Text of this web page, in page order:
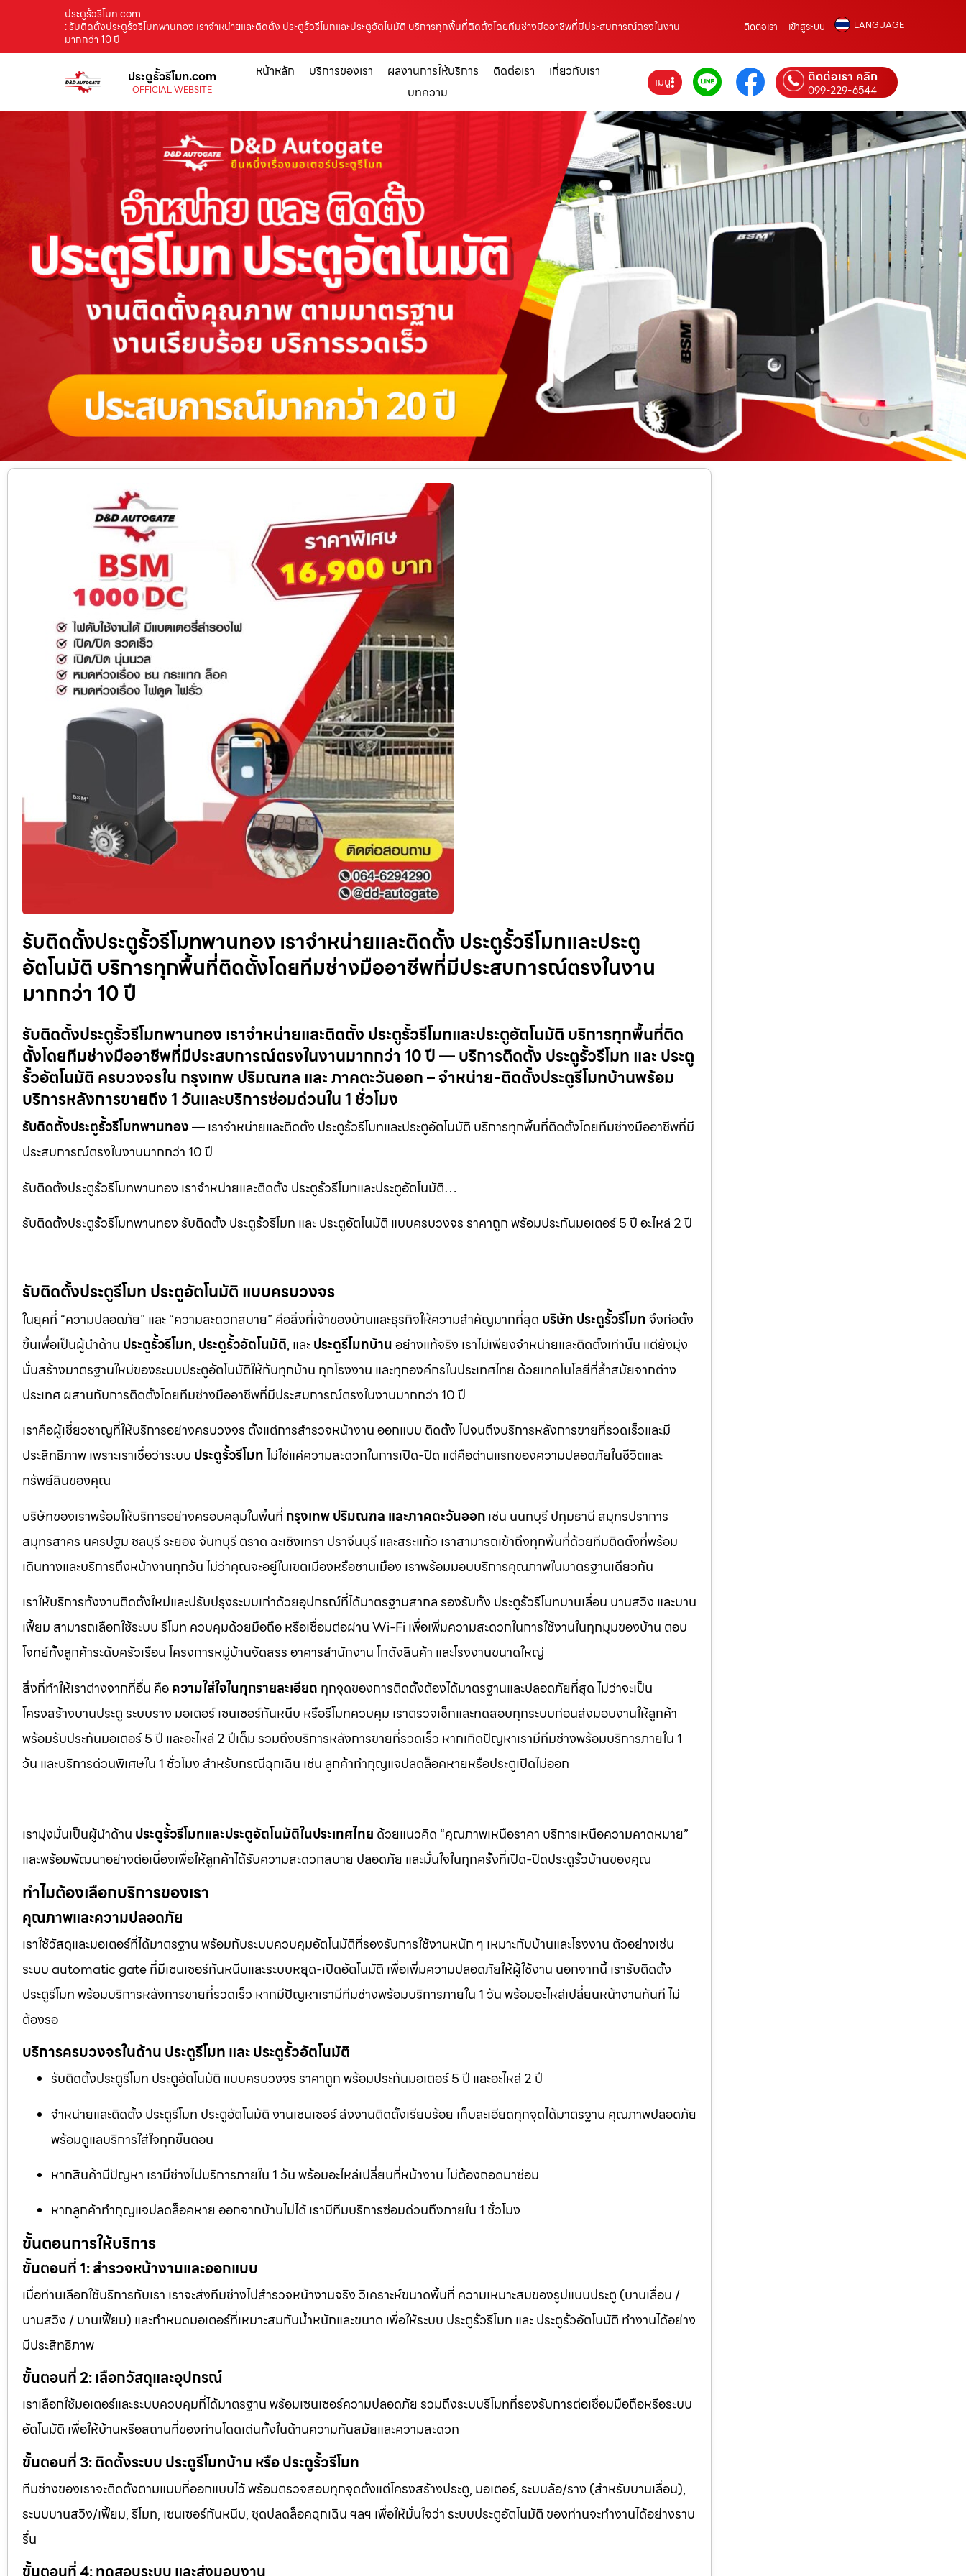
ประตูรั้วรีโมท.com
: รับติดตั้งประตูรั้วรีโมทพานทอง เราจำหน่ายและติดตั้ง ประตูรั้วรีโมทและประตูอัตโนมัติ บริการทุกพื้นที่ติดตั้งโดยทีมช่างมืออาชีพที่มีประสบการณ์ตรงในงาน
มากกว่า 10 ปี
ติดต่อเรา เข้าสู่ระบบ LANGUAGE
ประตูรั้วรีโมท.com
OFFICIAL WEBSITE
หน้าหลัก บริการของเรา ผลงานการให้บริการ ติดต่อเรา
เกี่ยวกับเรา
บทความ
เมนู ติดต่อเรา คลิก
099-229-6544
รับติดตั้งประตูรั้วรีโมทพานทอง เราจำหน่ายและติดตั้ง ประตูรั้วรีโมทและประตู
อัตโนมัติ บริการทุกพื้นที่ติดตั้งโดยทีมช่างมืออาชีพที่มีประสบการณ์ตรงในงาน
มากกว่า 10 ปี
รับติดตั้งประตูรั้วรีโมทพานทอง เราจำหน่ายและติดตั้ง ประตูรั้วรีโมทและประตูอัตโนมัติ บริการทุกพื้นที่ติด
ตั้งโดยทีมช่างมืออาชีพที่มีประสบการณ์ตรงในงานมากกว่า 10 ปี — บริการติดตั้ง ประตูรั้วรีโมท และ ประตู
รั้วอัตโนมัติ ครบวงจรใน กรุงเทพ ปริมณฑล และ ภาคตะวันออก – จำหน่าย-ติดตั้งประตูรีโมทบ้านพร้อม
บริการหลังการขายถึง 1 วันและบริการซ่อมด่วนใน 1 ชั่วโมง
รับติดตั้งประตูรั้วรีโมทพานทอง— เราจำหน่ายและติดตั้ง ประตูรั้วรีโมทและประตูอัตโนมัติ บริการทุกพื้นที่ติดตั้งโดยทีมช่างมืออาชีพที่มี
ประสบการณ์ตรงในงานมากกว่า 10 ปี
รับติดตั้งประตูรั้วรีโมทพานทอง เราจำหน่ายและติดตั้ง ประตูรั้วรีโมทและประตูอัตโนมัติ…
รับติดตั้งประตูรั้วรีโมทพานทอง รับติดตั้ง ประตูรั้วรีโมท และ ประตูอัตโนมัติ แบบครบวงจร ราคาถูก พร้อมประกันมอเตอร์ 5 ปี อะไหล่ 2 ปี
รับติดตั้งประตูรีโมท ประตูอัตโนมัติ แบบครบวงจร
ในยุคที่ “ความปลอดภัย” และ “ความสะดวกสบาย” คือสิ่งที่เจ้าของบ้านและธุรกิจให้ความสำคัญมากที่สุด บริษัท ประตูรั้วรีโมทจึงก่อตั้ง
ขึ้นเพื่อเป็นผู้นำด้าน ประตูรั้วรีโมท, ประตูรั้วอัตโนมัติ, และประตูรีโมทบ้านอย่างแท้จริง เราไม่เพียงจำหน่ายและติดตั้งเท่านั้น แต่ยังมุ่ง
มั่นสร้างมาตรฐานใหม่ของระบบประตูอัตโนมัติให้กับทุกบ้าน ทุกโรงงาน และทุกองค์กรในประเทศไทย ด้วยเทคโนโลยีที่ล้ำสมัยจากต่าง
ประเทศ ผสานกับการติดตั้งโดยทีมช่างมืออาชีพที่มีประสบการณ์ตรงในงานมากกว่า 10 ปี
เราคือผู้เชี่ยวชาญที่ให้บริการอย่างครบวงจร ตั้งแต่การสำรวจหน้างาน ออกแบบ ติดตั้ง ไปจนถึงบริการหลังการขายที่รวดเร็วและมี
ประสิทธิภาพ เพราะเราเชื่อว่าระบบ ประตูรั้วรีโมทไม่ใช่แค่ความสะดวกในการเปิด-ปิด แต่คือด่านแรกของความปลอดภัยในชีวิตและ
ทรัพย์สินของคุณ
บริษัทของเราพร้อมให้บริการอย่างครอบคลุมในพื้นที่ กรุงเทพ ปริมณฑล และภาคตะวันออกเช่น นนทบุรี ปทุมธานี สมุทรปราการ
สมุทรสาคร นครปฐม ชลบุรี ระยอง จันทบุรี ตราด ฉะเชิงเทรา ปราจีนบุรี และสระแก้ว เราสามารถเข้าถึงทุกพื้นที่ด้วยทีมติดตั้งที่พร้อม
เดินทางและบริการถึงหน้างานทุกวัน ไม่ว่าคุณจะอยู่ในเขตเมืองหรือชานเมือง เราพร้อมมอบบริการคุณภาพในมาตรฐานเดียวกัน
เราให้บริการทั้งงานติดตั้งใหม่และปรับปรุงระบบเก่าด้วยอุปกรณ์ที่ได้มาตรฐานสากล รองรับทั้ง ประตูรั้วรีโมทบานเลื่อน บานสวิง และบาน
เฟี้ยม สามารถเลือกใช้ระบบ รีโมท ควบคุมด้วยมือถือ หรือเชื่อมต่อผ่าน Wi-Fi เพื่อเพิ่มความสะดวกในการใช้งานในทุกมุมของบ้าน ตอบ
โจทย์ทั้งลูกค้าระดับครัวเรือน โครงการหมู่บ้านจัดสรร อาคารสำนักงาน โกดังสินค้า และโรงงานขนาดใหญ่
สิ่งที่ทำให้เราต่างจากที่อื่น คือความใส่ใจในทุกรายละเอียด ทุกจุดของการติดตั้งต้องได้มาตรฐานและปลอดภัยที่สุด ไม่ว่าจะเป็น
โครงสร้างบานประตู ระบบราง มอเตอร์ เซนเซอร์กันหนีบ หรือรีโมทควบคุม เราตรวจเช็กและทดสอบทุกระบบก่อนส่งมอบงานให้ลูกค้า
พร้อมรับประกันมอเตอร์ 5 ปี และอะไหล่ 2 ปีเต็ม รวมถึงบริการหลังการขายที่รวดเร็ว หากเกิดปัญหาเรามีทีมช่างพร้อมบริการภายใน 1
วัน และบริการด่วนพิเศษใน 1 ชั่วโมง สำหรับกรณีฉุกเฉิน เช่น ลูกค้าทำกุญแจปลดล็อคหายหรือประตูเปิดไม่ออก
เรามุ่งมั่นเป็นผู้นำด้าน ประตูรั้วรีโมทและประตูอัตโนมัติในประเทศไทย ด้วยแนวคิด “คุณภาพเหนือราคา บริการเหนือความคาดหมาย”
และพร้อมพัฒนาอย่างต่อเนื่องเพื่อให้ลูกค้าได้รับความสะดวกสบาย ปลอดภัย และมั่นใจในทุกครั้งที่เปิด-ปิดประตูรั้วบ้านของคุณ
ทำไมต้องเลือกบริการของเรา
คุณภาพและความปลอดภัย
เราใช้วัสดุและมอเตอร์ที่ได้มาตรฐาน พร้อมกับระบบควบคุมอัตโนมัติที่รองรับการใช้งานหนัก ๆ เหมาะกับบ้านและโรงงาน ตัวอย่างเช่น
ระบบ automatic gate ที่มีเซนเซอร์กันหนีบและระบบหยุด-เปิดอัตโนมัติ เพื่อเพิ่มความปลอดภัยให้ผู้ใช้งาน นอกจากนี้ เรารับติดตั้ง
ประตูรีโมท พร้อมบริการหลังการขายที่รวดเร็ว หากมีปัญหาเรามีทีมช่างพร้อมบริการภายใน 1 วัน พร้อมอะไหล่เปลี่ยนหน้างานทันที ไม่
ต้องรอ
บริการครบวงจรในด้าน ประตูรีโมท และ ประตูรั้วอัตโนมัติ
รับติดตั้งประตูรีโมท ประตูอัตโนมัติ แบบครบวงจร ราคาถูก พร้อมประกันมอเตอร์ 5 ปี และอะไหล่ 2 ปี
จำหน่ายและติดตั้ง ประตูรีโมท ประตูอัตโนมัติ งานเซนเซอร์ ส่งงานติดตั้งเรียบร้อย เก็บละเอียดทุกจุดได้มาตรฐาน คุณภาพปลอดภัย
พร้อมดูแลบริการใส่ใจทุกขั้นตอน
หากสินค้ามีปัญหา เรามีช่างไปบริการภายใน 1 วัน พร้อมอะไหล่เปลี่ยนที่หน้างาน ไม่ต้องถอดมาซ่อม
หากลูกค้าทำกุญแจปลดล็อคหาย ออกจากบ้านไม่ได้ เรามีทีมบริการซ่อมด่วนถึงภายใน 1 ชั่วโมง
ขั้นตอนการให้บริการ
ขั้นตอนที่ 1: สำรวจหน้างานและออกแบบ
เมื่อท่านเลือกใช้บริการกับเรา เราจะส่งทีมช่างไปสำรวจหน้างานจริง วิเคราะห์ขนาดพื้นที่ ความเหมาะสมของรูปแบบประตู (บานเลื่อน /
บานสวิง / บานเฟี้ยม) และกำหนดมอเตอร์ที่เหมาะสมกับน้ำหนักและขนาด เพื่อให้ระบบ ประตูรั้วรีโมท และ ประตูรั้วอัตโนมัติ ทำงานได้อย่าง
มีประสิทธิภาพ
ขั้นตอนที่ 2: เลือกวัสดุและอุปกรณ์
เราเลือกใช้มอเตอร์และระบบควบคุมที่ได้มาตรฐาน พร้อมเซนเซอร์ความปลอดภัย รวมถึงระบบรีโมทที่รองรับการต่อเชื่อมมือถือหรือระบบ
อัตโนมัติ เพื่อให้บ้านหรือสถานที่ของท่านโดดเด่นทั้งในด้านความทันสมัยและความสะดวก
ขั้นตอนที่ 3: ติดตั้งระบบ ประตูรีโมทบ้าน หรือ ประตูรั้วรีโมท
ทีมช่างของเราจะติดตั้งตามแบบที่ออกแบบไว้ พร้อมตรวจสอบทุกจุดตั้งแต่โครงสร้างประตู, มอเตอร์, ระบบล้อ/ราง (สำหรับบานเลื่อน),
ระบบบานสวิง/เฟี้ยม, รีโมท, เซนเซอร์กันหนีบ, ชุดปลดล็อคฉุกเฉิน ฯลฯ เพื่อให้มั่นใจว่า ระบบประตูอัตโนมัติ ของท่านจะทำงานได้อย่างราบ
รื่น